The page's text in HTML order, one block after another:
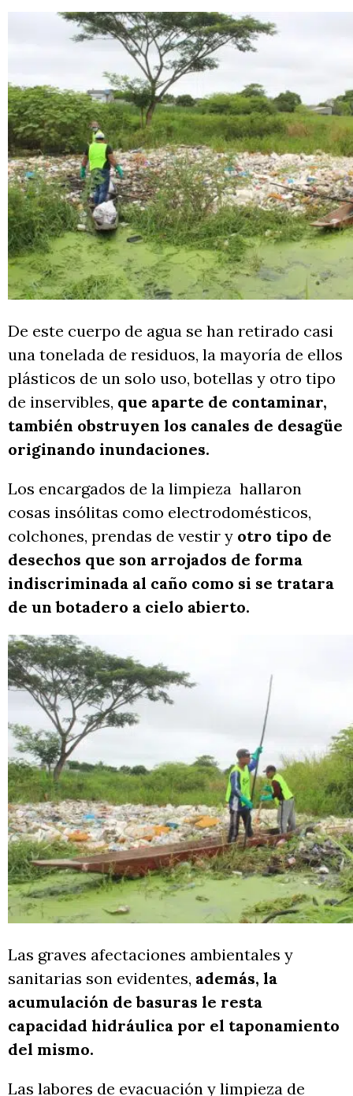
De este cuerpo de agua se han retirado casi
una tonelada de residuos, la mayoría de ellos
plásticos de un solo uso, botellas y otro tipo
de inservibles, que aparte de contaminar,
también obstruyen los canales de desagüe
originando inundaciones.
Los encargados de la limpieza hallaron
cosas insólitas como electrodomésticos,
colchones, prendas de vestir y otro tipo de
desechos que son arrojados de forma
indiscriminada al caño como si se tratara
de un botadero a cielo abierto.
Las graves afectaciones ambientales y
sanitarias son evidentes, además, la
acumulación de basuras le resta
capacidad hidráulica por el taponamiento
del mismo.
Las labores de evacuación y limpieza de